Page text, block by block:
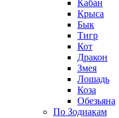
Кабан
Крыса
Бык
Тигр
Кот
Дракон
Змея
Лошадь
Коза
Обезьяна
По Зодиакам